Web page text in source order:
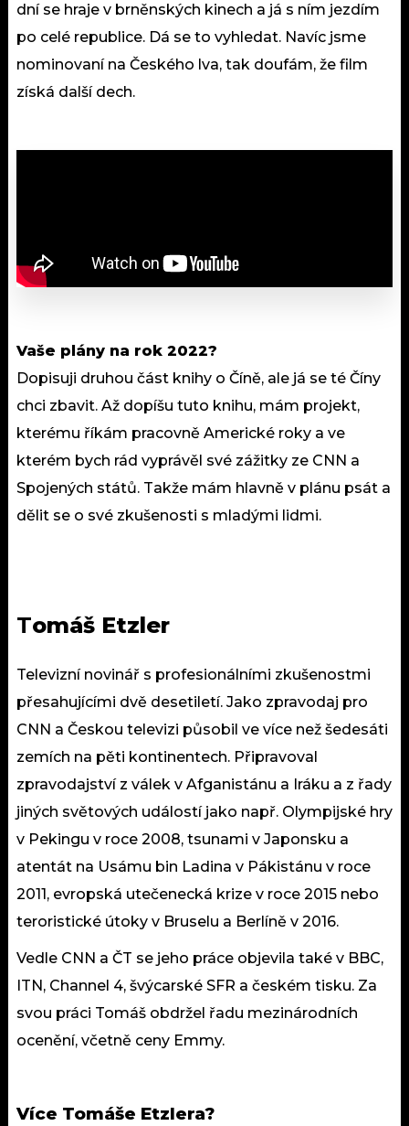
dní se hraje v brněnských kinech a já s ním jezdím
po celé republice. Dá se to vyhledat. Navíc jsme
nominovaní na Českého lva, tak doufám, že film
získá další dech.
Vaše plány na rok 2022?
Dopisuji druhou část knihy o Číně, ale já se té Číny
chci zbavit. Až dopíšu tuto knihu, mám projekt,
kterému říkám pracovně Americké roky a ve
kterém bych rád vyprávěl své zážitky ze CNN a
Spojených států. Takže mám hlavně v plánu psát a
dělit se o své zkušenosti s mladými lidmi.
Tomáš Etzler
Televizní novinář s profesionálními zkušenostmi
přesahujícími dvě desetiletí. Jako zpravodaj pro
CNN a Českou televizi působil ve více než šedesáti
zemích na pěti kontinentech. Připravoval
zpravodajství z válek v Afganistánu a Iráku a z řady
jiných světových událostí jako např. Olympijské hry
v Pekingu v roce 2008, tsunami v Japonsku a
atentát na Usámu bin Ladina v Pákistánu v roce
2011, evropská utečenecká krize v roce 2015 nebo
teroristické útoky v Bruselu a Berlíně v 2016.
Vedle CNN a ČT se jeho práce objevila také v BBC,
ITN, Channel 4, švýcarské SFR a českém tisku. Za
svou práci Tomáš obdržel řadu mezinárodních
ocenění, včetně ceny Emmy.
Více Tomáše Etzlera?